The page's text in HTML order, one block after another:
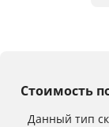
Стоимость
Данный тип